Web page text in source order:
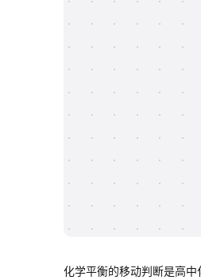
化学平衡的移动判断是高